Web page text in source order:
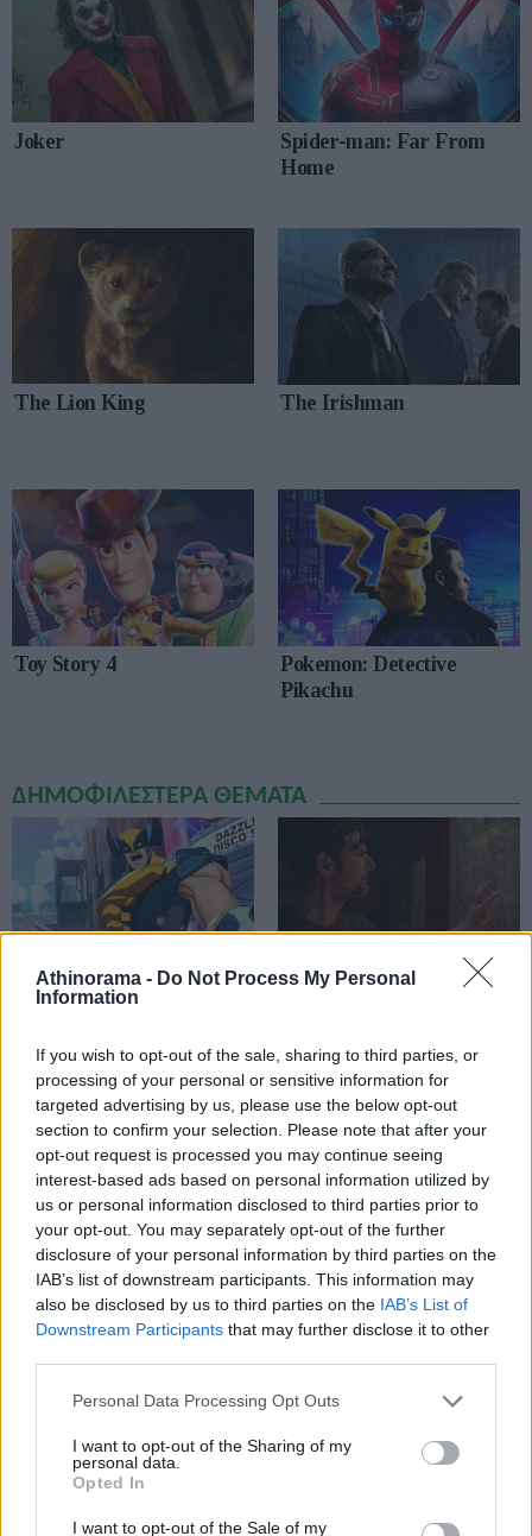
Athinorama - Do Not Process My Personal
Information
If you wish to opt-out of the sale, sharing to third parties, or
processing of your personal or sensitive information for
targeted advertising by us, please use the below opt-out
section to confirm your selection. Please note that after your
opt-out request is processed you may continue seeing
interest-based ads based on personal information utilized by
us or personal information disclosed to third parties prior to
your opt-out. You may separately opt-out of the further
disclosure of your personal information by third parties on the
IAB’s list of downstream participants. This information may
also be disclosed by us to third parties on the IAB’s List of
Downstream Participants that may further disclose it to other
Please note that this website/app uses one or more Google
not limited to your visit or usage behaviour. You may click to
grant or deny consent to Google and its third-party tags to
use your data for below specified purposes in below Google
consent section.
Personal Data Processing Opt Outs
I want to opt-out of the Sharing of my
personal data.
Opted In
I want to opt-out of the Sale of my
Joker
Spider-man: Far From
Home
The Lion King The Irishman
Toy Story 4
Pokemon: Detective
Pikachu
ΔΗΜΟΦΙΛΕΣΤΕΡΑ ΘΕΜΑΤΑ
Marvel Tokon Fighting
ξεκίνημα στα PC
Αύγουστος στο Netflix:
αποκλειστικότητες
To The Odyssey "σπάει
ταμεία" παντού, στο σπίτι...
του χρόνου
Games του αρχικού Xbox
διαθέσιμα και για
Windows 11